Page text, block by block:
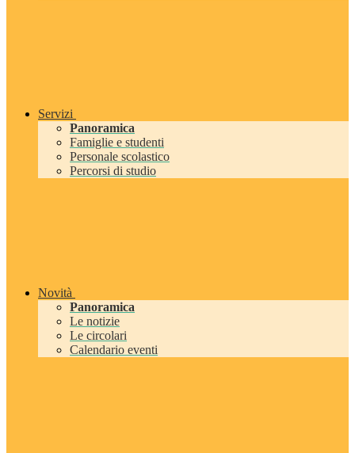
Servizi
Panoramica
Famiglie e studenti
Personale scolastico
Percorsi di studio
Novità
Panoramica
Le notizie
Le circolari
Calendario eventi